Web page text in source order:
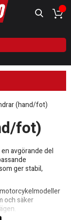
(hand/fot)
fot)
en avgörande del
ger stabil,
och säker